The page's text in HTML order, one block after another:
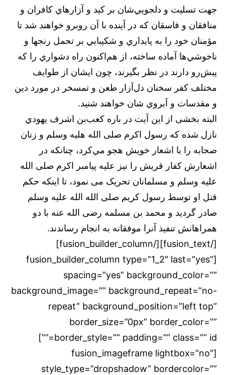
جهت‌ تسليت‌ و دلجويي‌شان‌ بر كيد و آزارهاي‌ كافران‌ و
منافقان و فاسقان‌ كه‌ در آينده‌ با آن‌ روبرو خواهند شد تا
مؤمنان‌ خود را به‌ پايداري‌ و شكيبايي‌ بر تحمل‌ رنجها و
ناخوشي‌ها آماده‌ ساخته، از هم‌اكنون‌ راه‌ دشواري‌ را كه‌
پيش‌رو دارند در نظر بگيرند، چون ایشان از طوايف‌
مختلف كفر سخنان‌ دل‌آزار طعن‌ و تمسخر در مورد دين‌
و مقدسات‌ و آبروي‌ شان خواهند شنيد.
البته بخشی‌ از این آيت‌ در باره‌ كعب‌بن‌ اشرف‌ يهودي
‌نازل‌ شده كه‌ رسول‌ اکرم صلی الله هلیه وسلم و زنان
صحابه را با اشعار خويش‌ هجو مي‌كرد، چنانکه در‌
اشعارش كفار قريش‌ را نیز عليه‌ پیامبر اکرم صلی الله
علیه وسلم و مسلمانان تحریک می نمود، تا اینکه حکم
قتل او توسط رسول کریم صلی الله الله علیه وسلم
صادر گردید و محمد بن مسلمه رضی الله عنه با دو
همراهانش تنفیذ آنرا موفقانه به انجام رساندند.
[/fusion_text][/fusion_builder_column]
[fusion_builder_column type=”1_2″ last=”yes”
spacing=”yes” background_color=””
background_image=”” background_repeat=”no-
repeat” background_position=”left top”
border_size=”0px” border_color=””
border_style=”” padding=”” class=”” id=””]
[fusion_imageframe lightbox=”no”
style_type=”dropshadow” bordercolor=””